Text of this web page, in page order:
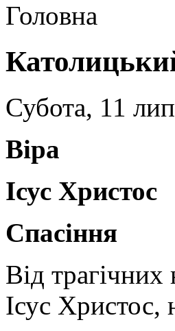
Головна
Субота, 11
Віра
Ісус Христос
Спасіння
Від трагічних
Ісус